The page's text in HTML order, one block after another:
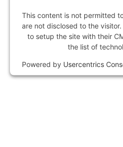
This content is not permitted
are not disclosed to the
to setup the site with their
the list of
Powered by Usercentrics